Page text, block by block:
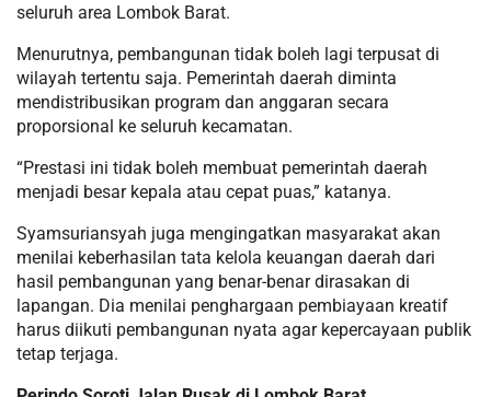
seluruh area Lombok Barat.
Menurutnya, pembangunan tidak boleh lagi terpusat di
wilayah tertentu saja. Pemerintah daerah diminta
mendistribusikan program dan anggaran secara
proporsional ke seluruh kecamatan.
“Prestasi ini tidak boleh membuat pemerintah daerah
menjadi besar kepala atau cepat puas,” katanya.
Syamsuriansyah juga mengingatkan masyarakat akan
menilai keberhasilan tata kelola keuangan daerah dari
hasil pembangunan yang benar-benar dirasakan di
lapangan. Dia menilai penghargaan pembiayaan kreatif
harus diikuti pembangunan nyata agar kepercayaan publik
tetap terjaga.